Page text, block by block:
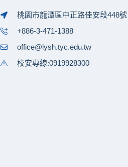
桃園市龍潭區中正路佳安段448號
+886-3-471-1388
office@lysh.tyc.edu.tw
校安專線:0919928300